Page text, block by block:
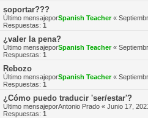
soportar???
Último mensajeporSpanish Teacher«
Respuestas: 1
¿valer la pena?
Último mensajeporSpanish Teacher«
Respuestas: 1
Rebozo
Último mensajeporSpanish Teacher«
Respuestas: 1
¿Cómo puedo traducir 'ser/estar'?
Último mensajeporAntonio Prado « Junio 17,
Respuestas: 1